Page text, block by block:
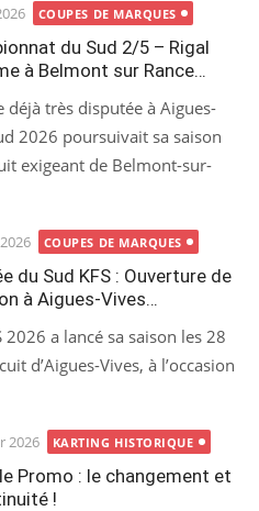
COUPES DE MARQUES
du Sud 2/5 – Rigal
à Belmont sur Rance…
très disputée à Aigues-
2026 poursuivait sa saison
exigeant de Belmont-sur-
COUPES DE MARQUES
du Sud KFS : Ouverture de
à Aigues-Vives…
a lancé sa saison les 28
d’Aigues-Vives, à l’occasion
2026 KARTING HISTORIQUE
Promo : le changement et
!